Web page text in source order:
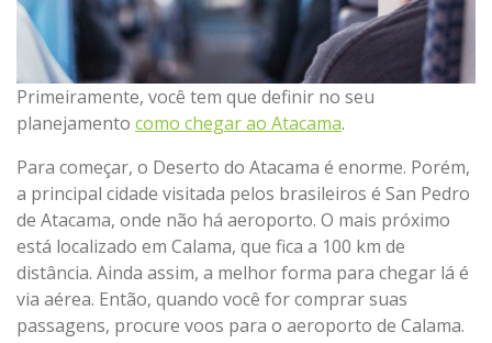
Primeiramente, você tem que definir no seu
planejamento como chegar ao Atacama.
Para começar, o Deserto do Atacama é enorme. Porém,
a principal cidade visitada pelos brasileiros é San Pedro
de Atacama, onde não há aeroporto. O mais próximo
está localizado em Calama, que fica a 100 km de
distância. Ainda assim, a melhor forma para chegar lá é
via aérea. Então, quando você for comprar suas
passagens, procure voos para o aeroporto de Calama.